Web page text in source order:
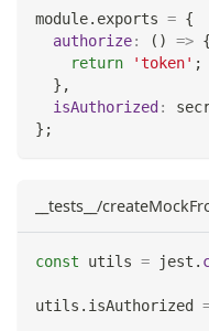
module. exports = {
authorize: ( ) => {
return
'token' ;
} ,
isAuthorized :
} ;
__tests__/
const utils = jest .
utils . isAuthorized